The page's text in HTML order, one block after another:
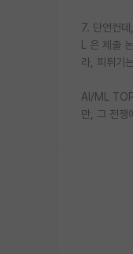
7. 단언컨
L 은 제출
라, 피튀기
AI/ML
만, 그 전쟁